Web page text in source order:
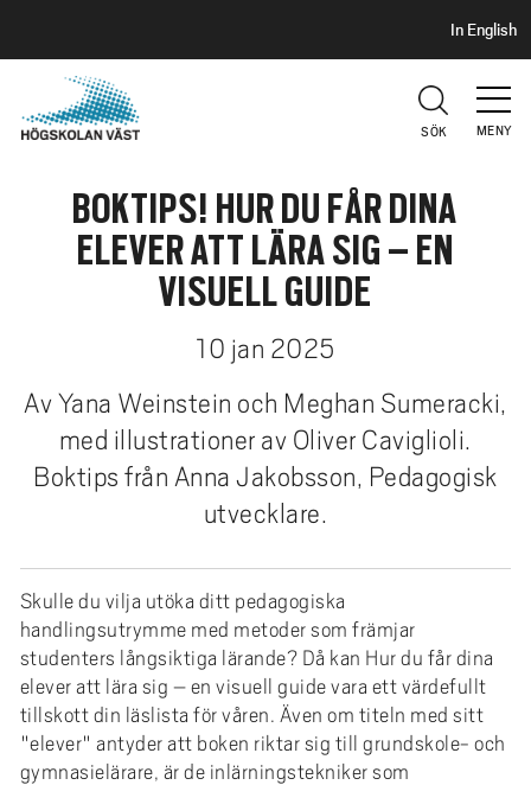
D
H
U
V
In English
MENY
SÖK
BOKTIPS! HUR DU FÅR DINA
ELEVER ATT LÄRA SIG – EN
VISUELL GUIDE
10 jan 2025
Av Yana Weinstein och Meghan Sumeracki,
med illustrationer av Oliver Caviglioli.
Boktips från Anna Jakobsson, Pedagogisk
utvecklare.
Skulle du vilja utöka ditt pedagogiska
handlingsutrymme med metoder som främjar
studenters långsiktiga lärande? Då kan Hur du får dina
elever att lära sig – en visuell guide vara ett värdefullt
tillskott din läslista för våren. Även om titeln med sitt
"elever" antyder att boken riktar sig till grundskole- och
gymnasielärare, är de inlärningstekniker som